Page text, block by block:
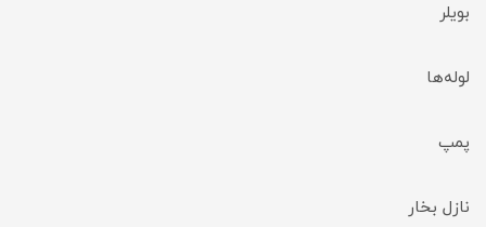
بویلر
لوله‌ها
پمپ
نازل بخار